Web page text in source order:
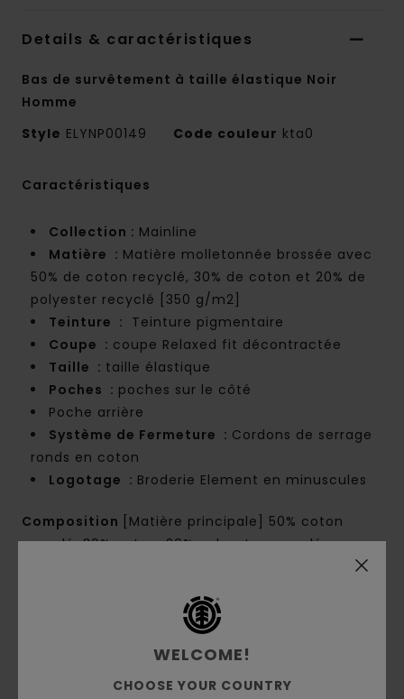
Details & caractéristiques
Bas de survêtement à taille élastique Noir
Homme
Style ELYNP00149 Code couleur kta0
Caractéristiques
Collection : Mainline
Matière : Matière molletonnée brossée avec
50% de coton recyclé, 30% de coton et 20% de
polyester recyclé [350 g/m2]
Teinture : Teinture pigmentaire
Coupe : coupe Relaxed fit décontractée
Taille : taille élastique
Poches : poches sur le côté
Poche arrière
Système de Fermeture : Cordons de serrage
ronds en coton
Logotage : Broderie Element en minuscules
Composition
[Matière principale] 50% coton
recyclé, 30% coton, 20% polyester recyclé
Livraison & RetoursWELCOME!
CHOOSE YOUR COUNTRY